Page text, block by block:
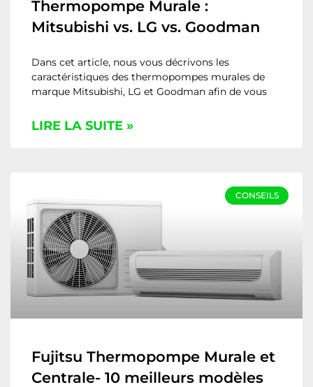
Thermopompe Murale :
Mitsubishi vs. LG vs. Goodman
Dans cet article, nous vous décrivons les
caractéristiques des thermopompes murales de
marque Mitsubishi, LG et Goodman afin de vous
LIRE LA SUITE »
CONSEILS
Fujitsu Thermopompe Murale et
Centrale- 10 meilleurs modèles